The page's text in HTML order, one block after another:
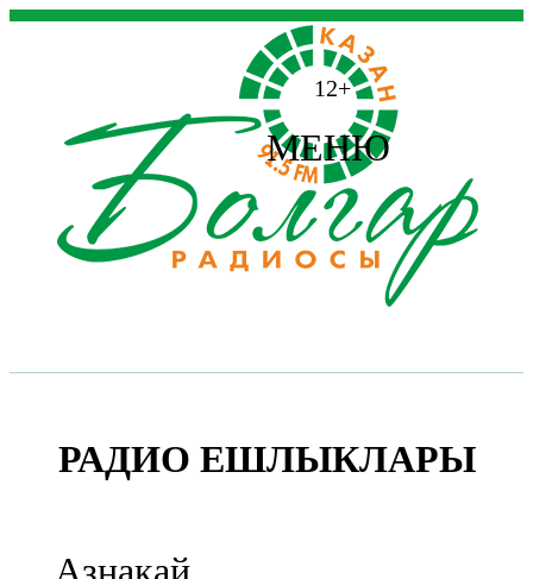
12+
МЕНЮ
РАДИО ЕШЛЫКЛАРЫ